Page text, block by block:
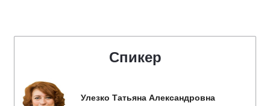
Спикер
Улезко Татьяна Александровна